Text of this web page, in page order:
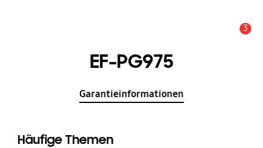
3
EF-PG975
Garantieinformationen
Häufige Themen